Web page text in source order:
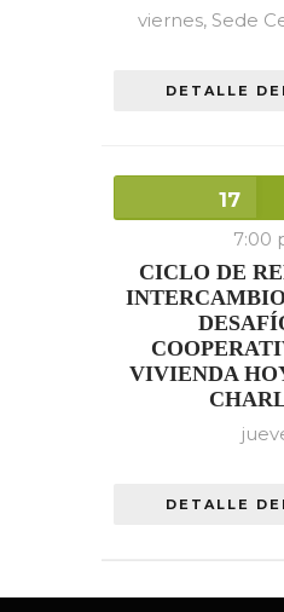
viernes, Sede
DETALLE
17
7:00
CICLO DE
VIVIENDA
DETALLE